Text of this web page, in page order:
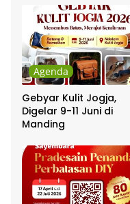
Agenda
Gebyar Kulit Jogja,
Digelar 9-11 Juni di
Manding